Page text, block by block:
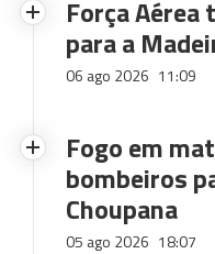
Força
para a
06 ago 2026 11:09
Fogo em
bombeiros
Choupana
05 ago 2026 18:07